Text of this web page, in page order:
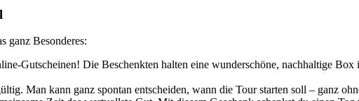
ganz Besonderes:
Gutscheinen! Die Beschenkten halten eine wunderschöne, nachhaltige
Man kann ganz spontan entscheiden, wann die Tour starten soll – ganz